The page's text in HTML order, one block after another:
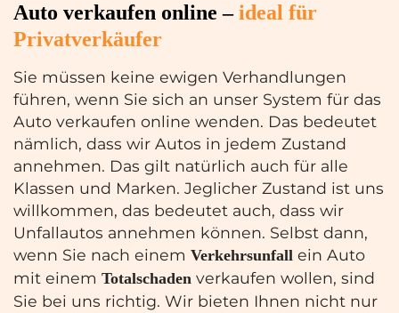
Auto verkaufen online –ideal für
Privatverkäufer
Sie müssen keine ewigen Verhandlungen
führen, wenn Sie sich an unser System für das
Auto verkaufen online wenden. Das bedeutet
nämlich, dass wir Autos in jedem Zustand
annehmen. Das gilt natürlich auch für alle
Klassen und Marken. Jeglicher Zustand ist uns
willkommen, das bedeutet auch, dass wir
Unfallautos annehmen können. Selbst dann,
wenn Sie nach einem Verkehrsunfall ein Auto
mit einem Totalschaden verkaufen wollen, sind
Sie bei uns richtig. Wir bieten Ihnen nicht nur